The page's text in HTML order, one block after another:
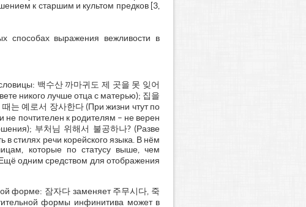
к старшим и культом предков [3,
способах выражения вежливости в
백수산 까마귀도 제 곳을 못 잊어
никого лучше отца с матерью); 집을
는 예로서 장사한다 (При жизни чтут по
почтителен к родителям – не верен
부처님 위해서 불공하나? (Разве
стилях речи корейского языка. В нём
которые по статусу выше, чем
одним средством для отображения
форме: 잠자다 заменяет 주무시다, 죽
формы инфинитива может в